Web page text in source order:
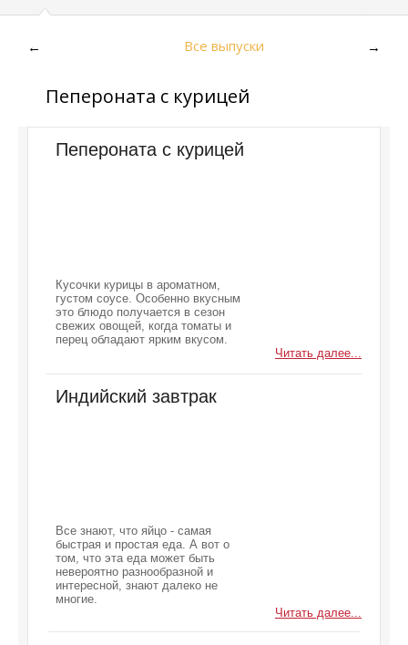
← Все выпуски →
Пепероната с курицей
Пепероната с курицей
Кусочки курицы в ароматном,
густом соусе. Особенно вкусным
это блюдо получается в сезон
свежих овощей, когда томаты и
перец обладают ярким вкусом.
Читать далее...
Индийский завтрак
Все знают, что яйцо - самая
быстрая и простая еда. А вот о
том, что эта еда может быть
невероятно разнообразной и
интересной, знают далеко не
многие.
Читать далее...